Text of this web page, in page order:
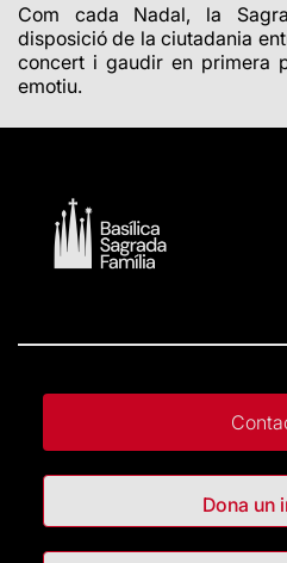
Com cada Nadal, la
disposició de la ciutadania
concert i gaudir en primera
emotiu.
Dona un